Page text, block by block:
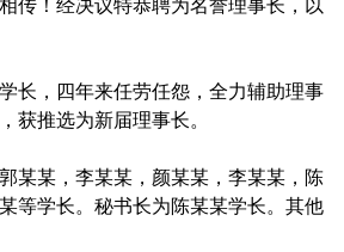
传！经决议特恭聘为名誉理事长，以
长，四年来任劳任怨，全力辅助理事
获推选为新届理事长。
某某，李某某，颜某某，李某某，陈
等学长。秘书长为陈某某学长。其他